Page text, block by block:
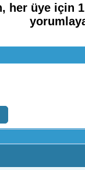
her üye için